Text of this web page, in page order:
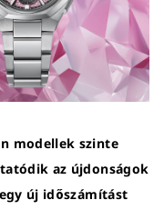
modellek szinte
az újdonságok
új időszámítást